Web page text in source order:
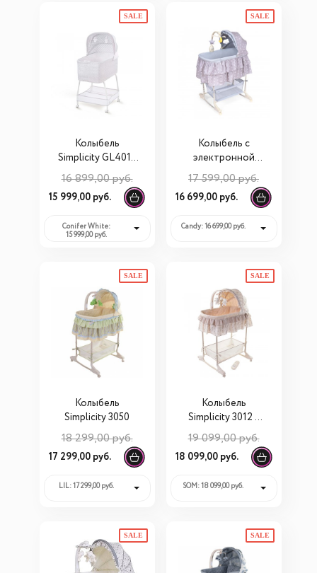
SALE
Колыбель
Simplicity GL4010
Auto с системой
автоукачивания
16 899,00 руб.
15 999,00 руб.
Conifer White:
15 999,00 руб.
SALE
Колыбель с
электронной
системой
укачивания
Simplicity 4030
17 599,00 руб.
16 699,00 руб.
Candy: 16 699,00 руб.
SALE
Колыбель
Simplicity 3050
18 299,00 руб.
17 299,00 руб.
LIL: 17 299,00 руб.
SALE
Колыбель
Simplicity 3012 с
электронной
системой
укачивания
19 099,00 руб.
18 099,00 руб.
SOM: 18 099,00 руб.
SALE SALE